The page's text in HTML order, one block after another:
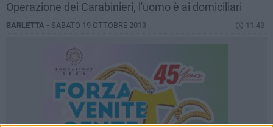
Operazione dei Carabinieri, l'uomo è ai domiciliari
BARLETTA - SABATO 19 OTTOBRE 2013 11.43